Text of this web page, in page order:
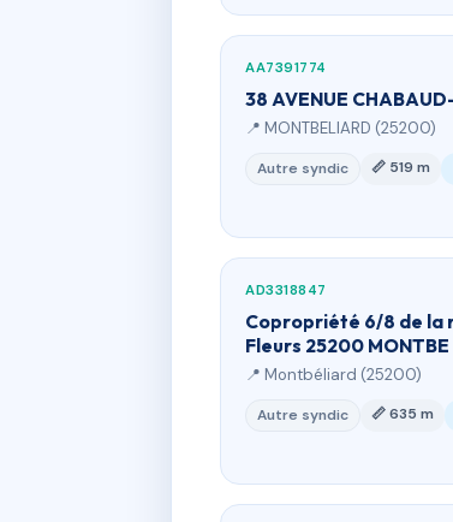
AA7391774
38 AVENUE
📍 MONTBELIARD (25200)
Autre syndic 📏 519 m
AD3318847
Copropriété 6/8 de la
Fleurs 25200 MONTBE
📍 Montbéliard (25200)
Autre syndic 📏 635 m